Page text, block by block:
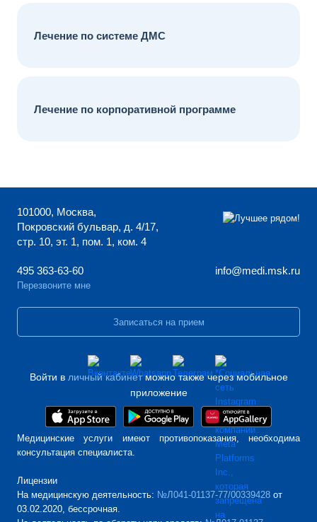
Лечение по системе ДМС
Лечение по корпоративной программе
101000, Москва,
Покровский бульвар, д. 4/17,
стр. 10, эт. 1, пом. 1, ком. 4
495 363-63-60
Перезвоните мне
info@medi.msk.ru
Записаться на прием
Медицинские услуги имеют противопоказания, необходима
консультация специалиста.
Лицензии
На медицинскую деятельность: №Л041-01137-77/00339428 от
03.02.2020, бессрочная.
Войти в личный кабинетможно также через мобильное
приложение